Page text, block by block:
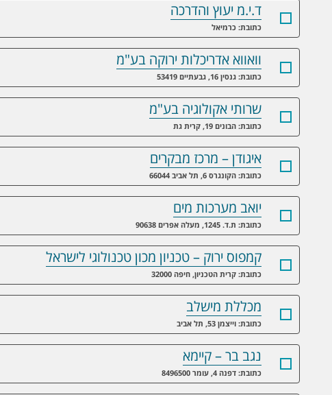
ד.י.מ יעוץ והדרכה
כתובת: כרמיאל
וואווא אדריכלות ירוקה בע"מ
כתובת: גנסין 16, גבעתיים 53419
שרותי אקולוגיה בע"מ
כתובת: הבונים 19, קרית גת
איגודן – מרכז מבקרים
כתובת: הקונגרס 6, תל אביב 66044
יואב מערכות מים
כתובת: ת.ד. 1245, מעלה אפרים 90638
קמפוס ירוק – טכניון מכון טכנולוגי לישראל
כתובת: קרית הטכניון, חיפה 32000
מכללת מישלב
כתובת: וייצמן 53, תל אביב
נגב בר – קיימא
כתובת: דפנה 4, עומר 8496500